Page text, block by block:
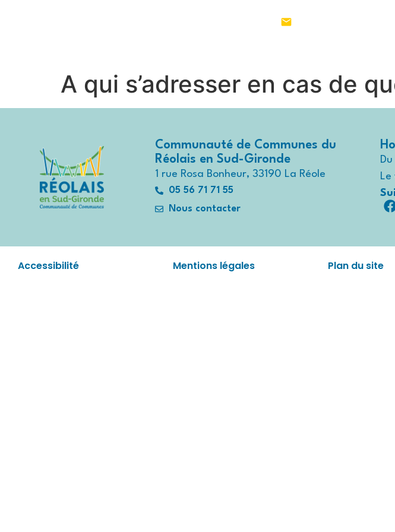
A qui s’adresser en cas de
Communauté de Communes du
Réolais en Sud-Gironde
1 rue Rosa Bonheur, 33190 La Réole
05 56 71 71 55
Nous contacter
Le
Accessibilité Mentions légales Plan du site